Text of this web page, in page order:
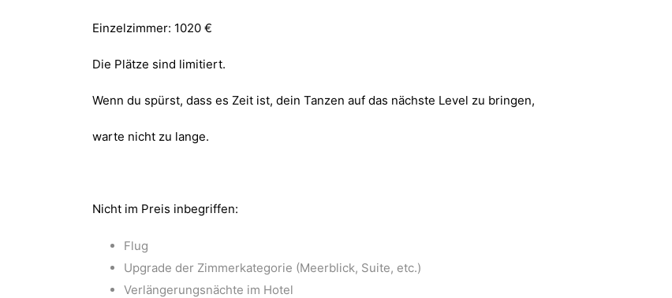
Einzelzimmer: 1020 €
Die Plätze sind limitiert.
Wenn du spürst, dass es Zeit ist, dein Tanzen auf das nächste Level zu bringen,
warte nicht zu lange.
Nicht im Preis inbegriffen:
Flug
Upgrade der Zimmerkategorie (Meerblick, Suite, etc.)
Verlängerungsnächte im Hotel